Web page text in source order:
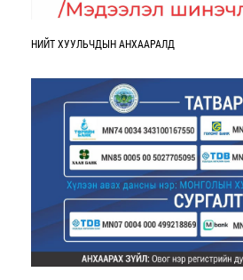
НИЙТ ХУУЛЬЧДЫН АНХААРАЛД